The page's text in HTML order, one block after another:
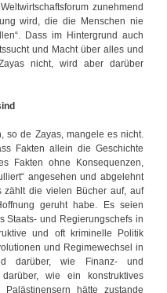
zunehmend
wird, die die Menschen nie
Dass im Hintergrund auch
und Macht über alles und
nicht, wird aber darüber
so de Zayas, mangele es nicht.
Fakten allein die Geschichte
Fakten ohne Konsequenzen,
angesehen und abgelehnt
zählt die vielen Bücher auf, auf
geruht habe. Es seien
Staats- und Regierungschefs in
und oft kriminelle Politik
und Regimewechsel in
darüber, wie Finanz- und
darüber, wie ein konstruktives
hätte zustande